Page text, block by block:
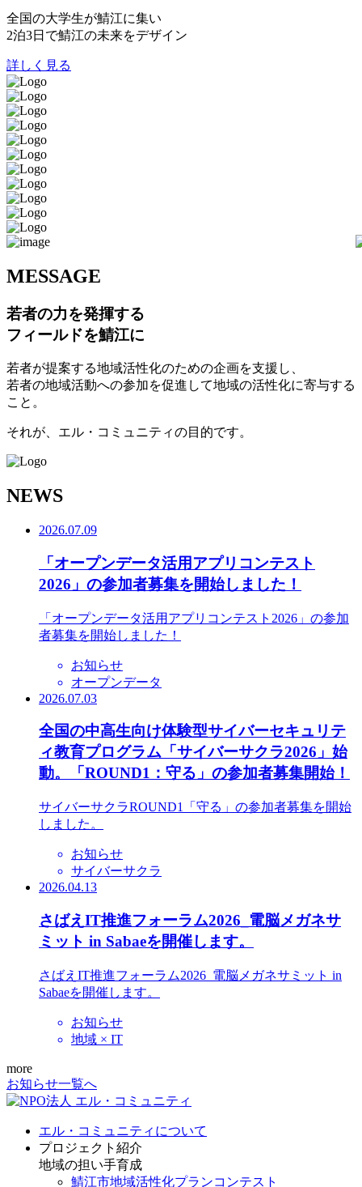
全国の大学生が鯖江に集い
2泊3日で鯖江の未来をデザイン
詳しく見る
MESSAGE
若者の力を発揮する
フィールドを鯖江に
若者が提案する地域活性化のための企画を支援し、
若者の地域活動への参加を促進して地域の活性化に寄与する
こと。
それが、エル・コミュニティの目的です。
NEWS
2026.07.09
「オープンデータ活用アプリコンテスト
2026」の参加者募集を開始しました！
「オープンデータ活用アプリコンテスト2026」の参加
者募集を開始しました！
お知らせ
オープンデータ
2026.07.03
全国の中高生向け体験型サイバーセキュリテ
ィ教育プログラム「サイバーサクラ2026」始
動。「ROUND1：守る」の参加者募集開始！
サイバーサクラROUND1「守る」の参加者募集を開始
しました。
お知らせ
サイバーサクラ
2026.04.13
さばえIT推進フォーラム2026_電脳メガネサ
ミット in Sabaeを開催します。
さばえIT推進フォーラム2026_電脳メガネサミット in
Sabaeを開催します。
お知らせ
地域 × IT
more
お知らせ一覧へ
エル・コミュニティについて
プロジェクト紹介
地域の担い手育成
鯖江市地域活性化プランコンテスト